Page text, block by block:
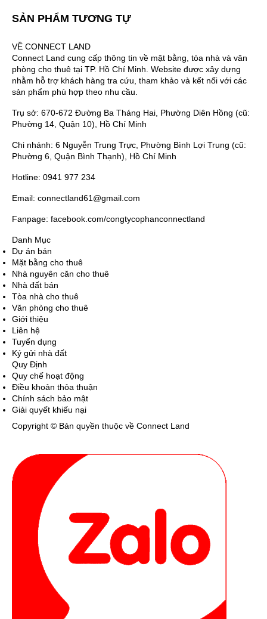
SẢN PHẨM TƯƠNG TỰ
VỀ CONNECT LAND
Connect Land cung cấp thông tin về mặt bằng, tòa nhà và văn
phòng cho thuê tại TP. Hồ Chí Minh. Website được xây dựng
nhằm hỗ trợ khách hàng tra cứu, tham khảo và kết nối với các
sản phẩm phù hợp theo nhu cầu.
Trụ sở: 670-672 Đường Ba Tháng Hai, Phường Diên Hồng (cũ:
Phường 14, Quận 10), Hồ Chí Minh
Chi nhánh: 6 Nguyễn Trung Trực, Phường Bình Lợi Trung (cũ:
Phường 6, Quận Bình Thạnh), Hồ Chí Minh
Hotline: 0941 977 234
Email: connectland61@gmail.com
Fanpage: facebook.com/congtycophanconnectland
Danh Mục
Dự án bán
Mặt bằng cho thuê
Nhà nguyên căn cho thuê
Nhà đất bán
Tòa nhà cho thuê
Văn phòng cho thuê
Giới thiệu
Liên hệ
Tuyển dụng
Ký gửi nhà đất
Quy Định
Quy chế hoạt động
Điều khoản thỏa thuận
Chính sách bảo mật
Giải quyết khiếu nại
Copyright © Bản quyền thuộc về Connect Land